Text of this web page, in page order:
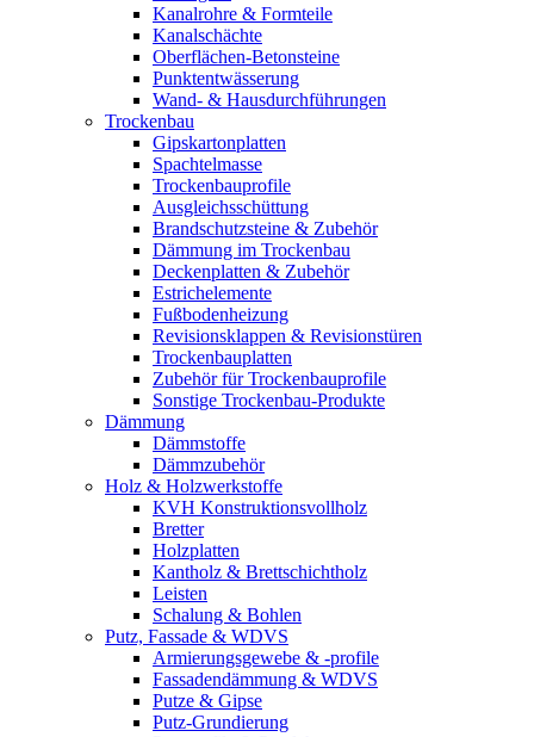
Kanalrohre & Formteile
Kanalschächte
Oberflächen-Betonsteine
Punktentwässerung
Wand- & Hausdurchführungen
Trockenbau
Gipskartonplatten
Spachtelmasse
Trockenbauprofile
Ausgleichsschüttung
Brandschutzsteine & Zubehör
Dämmung im Trockenbau
Deckenplatten & Zubehör
Estrichelemente
Fußbodenheizung
Revisionsklappen & Revisionstüren
Trockenbauplatten
Zubehör für Trockenbauprofile
Sonstige Trockenbau-Produkte
Dämmung
Dämmstoffe
Dämmzubehör
Holz & Holzwerkstoffe
KVH Konstruktionsvollholz
Bretter
Holzplatten
Kantholz & Brettschichtholz
Leisten
Schalung & Bohlen
Putz, Fassade & WDVS
Armierungsgewebe & -profile
Fassadendämmung & WDVS
Putze & Gipse
Putz-Grundierung